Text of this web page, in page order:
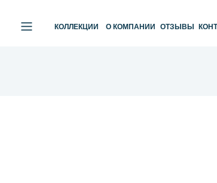
КОЛЛЕКЦИИ О КОМПАНИИ ОТЗЫВЫ КОНТАКТЫ